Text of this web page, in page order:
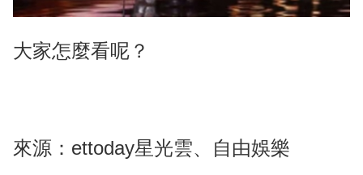
大家怎麼看呢？
來源：ettoday星光雲、自由娛樂